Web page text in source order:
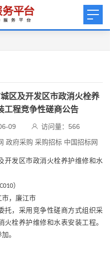
区及开发区市政消火栓养
工程竞争性磋商公告
09 访问量： 566
政府采购 采购招标 中国招标网
开发区市政消火栓养护维修和水
）
市，廉江市
托，采用竞争性磋商方式组织采
火栓养护维修和水表安装工程。
。